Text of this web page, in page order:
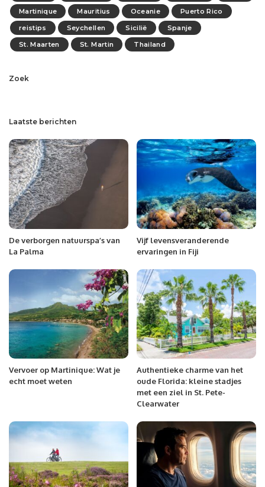
Martinique
Mauritius Oceanie
Puerto Rico
reistips
Seychellen Sicilië
Spanje
St. Maarten
St. Martin Thailand
Zoek
Laatste berichten
De verborgen natuurspa’s van
La Palma
Vijf levensveranderende
ervaringen in Fiji
Vervoer op Martinique: Wat je
echt moet weten
Authentieke charme van het
oude Florida: kleine stadjes
met een ziel in St. Pete-
Clearwater